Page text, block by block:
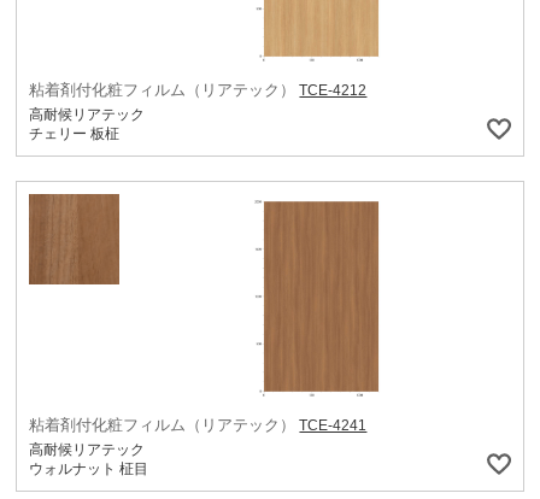
粘着剤付化粧フィルム（リアテック）
TCE-4212
高耐候リアテック
チェリー 板柾
粘着剤付化粧フィルム（リアテック）
TCE-4241
高耐候リアテック
ウォルナット 柾目